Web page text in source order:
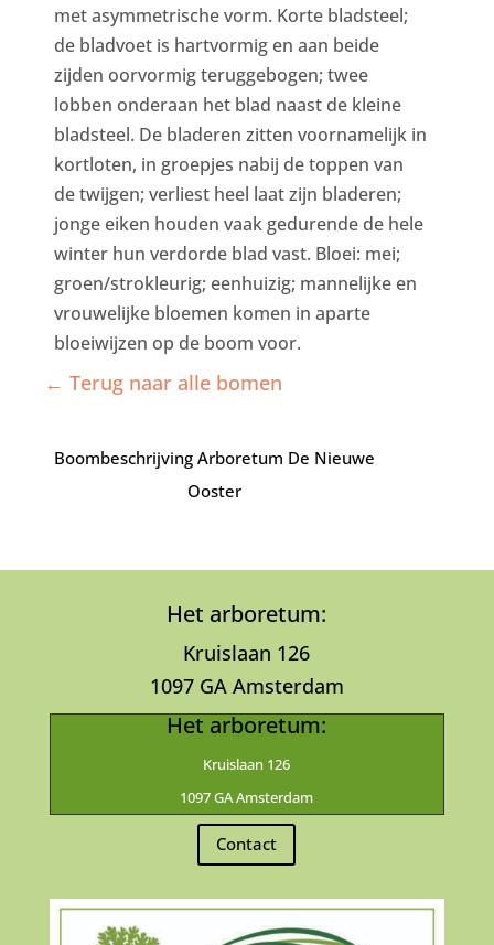
met asymmetrische vorm. Korte bladsteel;
de bladvoet is hartvormig en aan beide
zijden oorvormig teruggebogen; twee
lobben onderaan het blad naast de kleine
bladsteel. De bladeren zitten voornamelijk in
kortloten, in groepjes nabij de toppen van
de twijgen; verliest heel laat zijn bladeren;
jonge eiken houden vaak gedurende de hele
winter hun verdorde blad vast. Bloei: mei;
groen/strokleurig; eenhuizig; mannelijke en
vrouwelijke bloemen komen in aparte
bloeiwijzen op de boom voor.
← Terug naar alle bomen
Boombeschrijving Arboretum De Nieuwe
Ooster
Het arboretum:
Kruislaan 126
1097 GA Amsterdam
Het arboretum:
Kruislaan 126
1097 GA Amsterdam
Contact